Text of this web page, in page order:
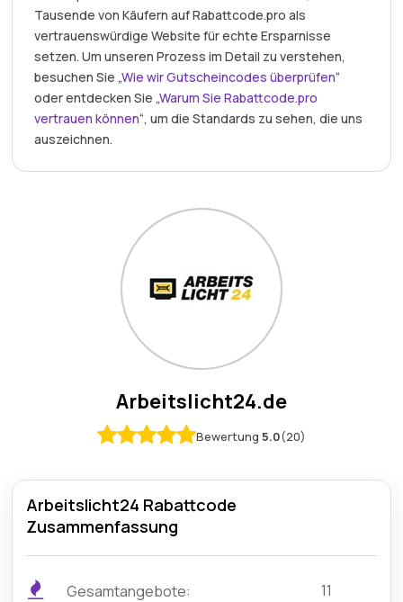
Tausende von Käufern auf Rabattcode.pro als
vertrauenswürdige Website für echte Ersparnisse
setzen. Um unseren Prozess im Detail zu verstehen,
besuchen Sie „Wie wir Gutscheincodes überprüfen“
oder entdecken Sie „Warum Sie Rabattcode.pro
vertrauen können“, um die Standards zu sehen, die uns
auszeichnen.
Arbeitslicht24.de
Bewertung 5.0(20)
Arbeitslicht24 Rabattcode
Zusammenfassung
Gesamtangebote:
11